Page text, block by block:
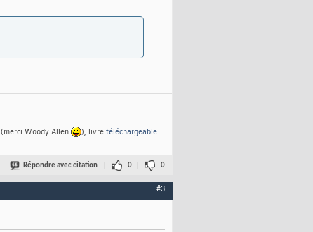
(merci Woody Allen ), livre téléchargeable
Répondre avec citation 0 0
#3